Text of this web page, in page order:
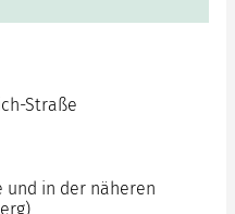
Straße
und in der näheren